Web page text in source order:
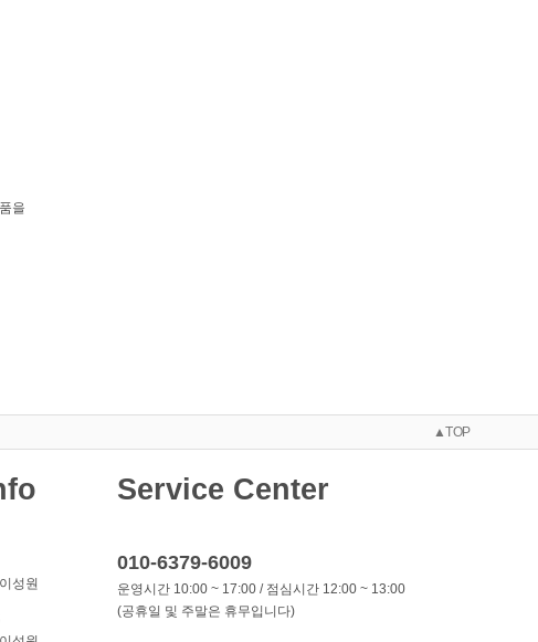
을
▲TOP
성원
Service Center
010-6379-6009
운영시간 10:00 ~ 17:00 / 점심시간 12:00 ~ 13:00
(공휴일 및 주말은 휴무입니다)